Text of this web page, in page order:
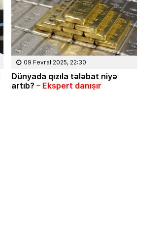
09 Fevral 2025, 22:30
Dünyada qızıla tələbat niyə
artıb?– Ekspert danışır